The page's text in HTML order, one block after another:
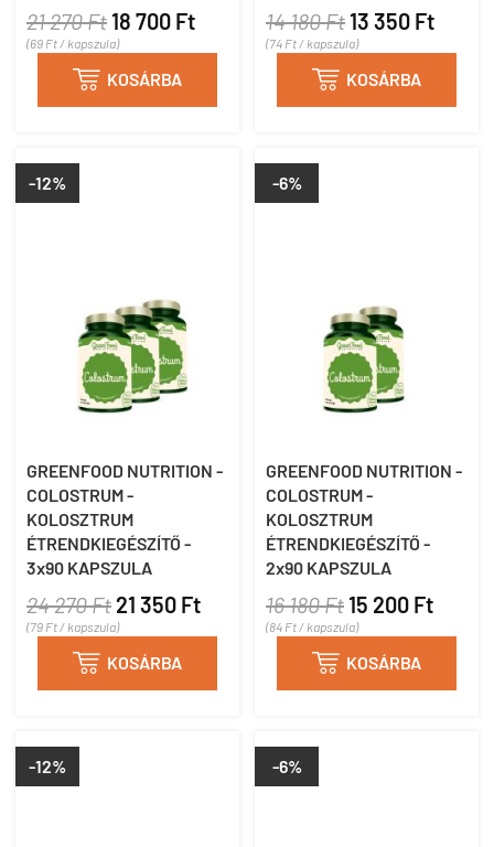
21 270 Ft 18 700 Ft
(69 Ft / kapszula)
 KOSÁRBA
14 180 Ft 13 350 Ft
(74 Ft / kapszula)
 KOSÁRBA
-12%
GREENFOOD NUTRITION -
COLOSTRUM -
KOLOSZTRUM
ÉTRENDKIEGÉSZÍTŐ -
3x90 KAPSZULA
24 270 Ft 21 350 Ft
(79 Ft / kapszula)
 KOSÁRBA
-6%
GREENFOOD NUTRITION -
COLOSTRUM -
KOLOSZTRUM
ÉTRENDKIEGÉSZÍTŐ -
2x90 KAPSZULA
16 180 Ft 15 200 Ft
(84 Ft / kapszula)
 KOSÁRBA
-12% -6%